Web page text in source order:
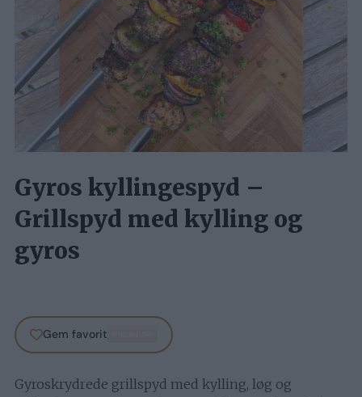
Gyros kyllingespyd –
Grillspyd med kylling og
gyros
Gem favorit
Gyroskrydrede grillspyd med kylling, løg og